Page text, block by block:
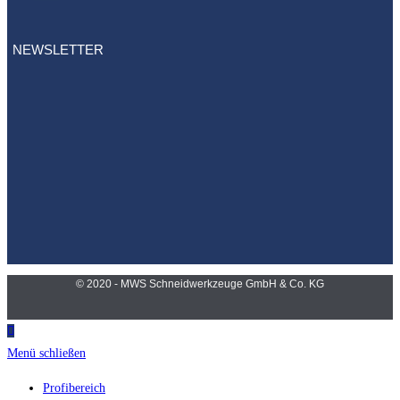
NEWSLETTER
© 2020 - MWS Schneidwerkzeuge GmbH & Co. KG
Menü schließen
Profibereich